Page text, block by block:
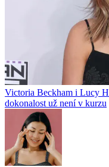
Victoria Beckham i Lucy
dokonalost už není v kurzu